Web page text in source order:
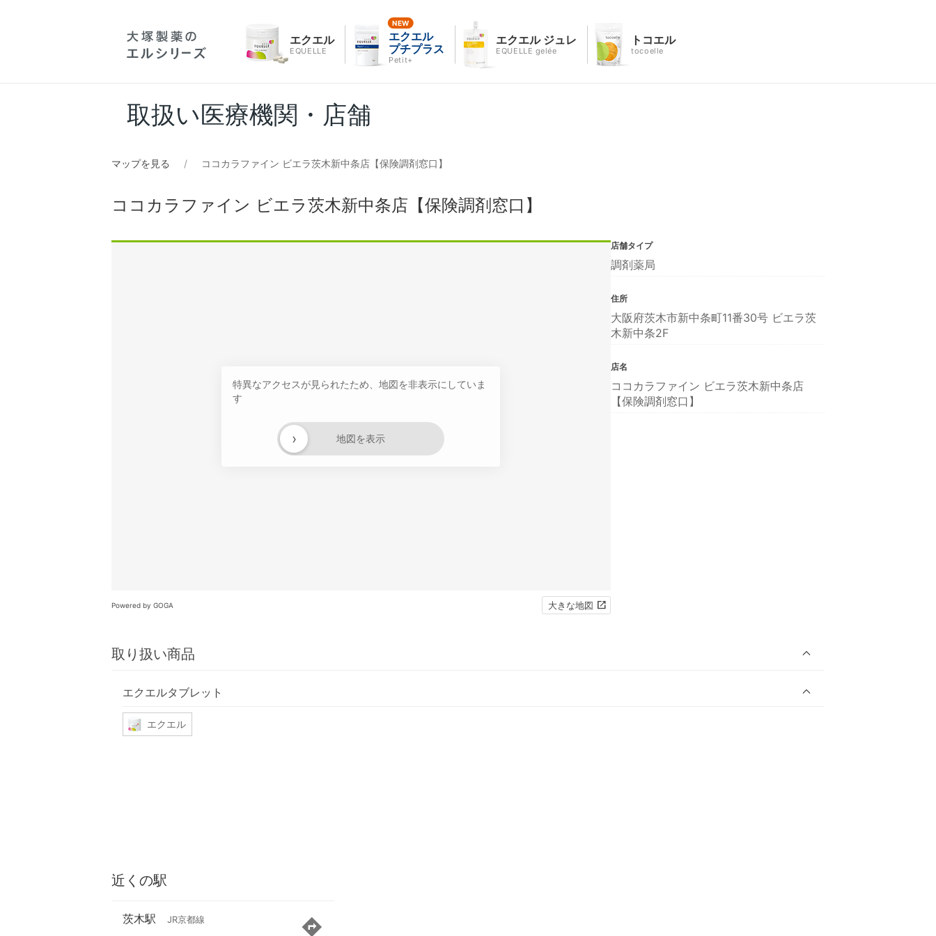
エクエル
EQUELLE
エクエル
プチプラス
Petit+
エクエル ジュレ
EQUELLE gelée
トコエル
tocoelle
取扱い医療機関・店舗
マップを見る ココカラファイン ビエラ茨木新中条店【保険調剤窓口】
ココカラファイン ビエラ茨木新中条店【保険調剤窓口】
特異なアクセスが見られたため、地図を非表示にしていま
す
地図を表示
›
Powered by GOGA 大きな地図
取り扱い商品
エクエルタブレット
エクエル
店舗タイプ
調剤薬局
住所
大阪府茨木市新中条町11番30号 ビエラ茨
木新中条2F
店名
ココカラファイン ビエラ茨木新中条店
【保険調剤窓口】
近くの駅
茨木駅 JR京都線